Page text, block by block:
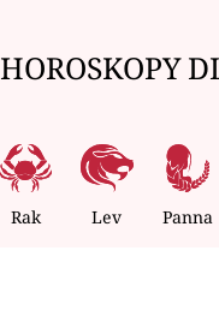
HOROSKOPY
Rak Lev Panna